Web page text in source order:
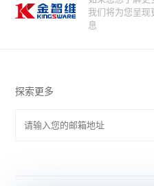
我们将为您呈现
息
探索更多